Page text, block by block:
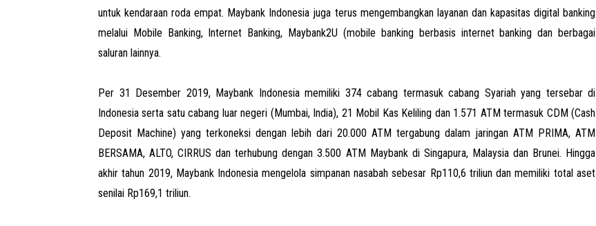
untuk kendaraan roda empat. Maybank Indonesia juga terus mengembangkan layanan dan kapasitas digital banking
melalui Mobile Banking, Internet Banking, Maybank2U (mobile banking berbasis internet banking dan berbagai
saluran lainnya.
Per 31 Desember 2019, Maybank Indonesia memiliki 374 cabang termasuk cabang Syariah yang tersebar di
Indonesia serta satu cabang luar negeri (Mumbai, India), 21 Mobil Kas Keliling dan 1.571 ATM termasuk CDM (Cash
Deposit Machine) yang terkoneksi dengan lebih dari 20.000 ATM tergabung dalam jaringan ATM PRIMA, ATM
BERSAMA, ALTO, CIRRUS dan terhubung dengan 3.500 ATM Maybank di Singapura, Malaysia dan Brunei. Hingga
akhir tahun 2019, Maybank Indonesia mengelola simpanan nasabah sebesar Rp110,6 triliun dan memiliki total aset
senilai Rp169,1 triliun.